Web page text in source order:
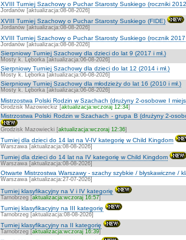
XVIII Turniej Szachowy o Puchar Starosty Suskiego (roczniki
Jordanów [aktualizacja:08-08-2026]
XVIII Turniej Szachowy o Puchar Starosty Suskiego (FIDE)
Jordanów [aktualizacja:08-08-2026]
XVIII Turniej Szachowy o Puchar Starosty Suskiego (rocznik 2017
Jordanów [aktualizacja:08-08-2026]
Sierpniowy Turniej Szachowy dla dzieci do lat 9 (2017 i mł.)
Mosty k. Lęborka [aktualizacja:06-08-2026]
Sierpniowy Turniej Szachowy dla dzieci do lat 12 (2014 i mł.)
Mosty k. Lęborka [aktualizacja:06-08-2026]
Sierpniowy Turniej Szachowy dla młodzieży do lat 16 (2010 i mł.)
Mosty k. Lęborka [aktualizacja:06-08-2026]
Mistrzostwa Polski Rodzin w Szachach (drużyny 2-osobowe I
Grodzisk Mazowieckiz [aktualizacja:wczoraj 12:34]
Mistrzostwa Polski Rodzin w Szachach - grupa B (drużyny 2-
Grodzisk Mazowiecki [aktualizacja:wczoraj 12:36]
Turniej dla dzieci do 14 lat na V-IV kategorię w Child Kingdom
Warszawa [aktualizacja:08-08-2026]
Turniej dla dzieci do 14 lat na IV kategorię w Child Kingdom
Warszawa [aktualizacja:08-08-2026]
Otwarte Mistrzostwa Warszawy - szachy szybkie / błyskawiczne /
Warszawa [aktualizacja:27-07-2026]
Turniej klasyfikacyjny na V i IV kategorię
Tarnobrzeg [aktualizacja:wczoraj 16:57]
Turniej klasyfikacyjny na III kategorię
Tarnobrzeg [aktualizacja:08-08-2026]
Turniej klasyfikacyjny na II kategorię
Tarnobrzeg [aktualizacja:wczoraj 16:39]